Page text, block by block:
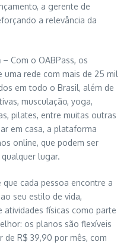
a gerente de
a relevância da
– Com o OABPass, os
rede com mais de 25 mil
em todo o Brasil, além de
musculação, yoga,
pilates, entre muitas outras
em casa, a plataforma
online, que podem ser
lugar.
cada pessoa encontre a
seu estilo de vida,
atividades físicas como parte
os planos são flexíveis
de R$ 39,90 por mês, com